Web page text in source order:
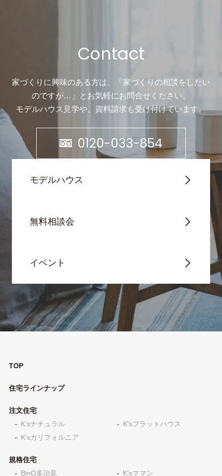
Contact
家づくりに興味のある方は、「家づくりの相談をしたい
のですが…」と お気軽にお問合せください。
モデルハウス見学や、資料請求も受け付けています。
0120-033-854
モデルハウス
無料相談会
イベント
TOP
住宅ラインナップ
注文住宅
K'sナチュラル
K'sフラットハウス
K'sカリフォルニア
規格住宅
BinO多治見
K'sママン